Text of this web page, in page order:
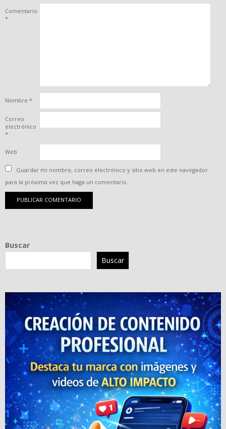
Comentario
*
Nombre *
Correo
electrónico
*
Web
Guardar mi nombre, correo electrónico y sitio web en este navegador
para la próxima vez que haga un comentario.
Buscar
Buscar